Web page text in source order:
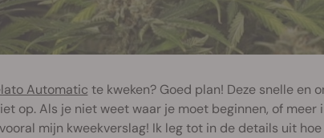
Automatic te kweken? Goed plan! Deze snelle en
op. Als je niet weet waar je moet beginnen, of meer
mijn kweekverslag! Ik leg tot in de details uit